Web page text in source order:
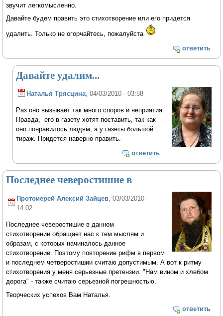
звучит легкомысленно.
Давайте будем править это стихотворение или его придется
удалить. Только не огорчайтесь, пожалуйста
ответить
Давайте удалим...
Наталья Трясцина, 04/03/2010 - 03:58
Раз оно вызывает так много споров и неприятия.
Правда, его в газету хотят поставить, так как
оно понравилось людям, а у газеты большой
тираж. Придется наверно править.
ответить
Последнее чеверостишие в
Протоиерей Алексий Зайцев, 03/03/2010 -
14:02
Последнее чеверостишие в данном
стихотворении обращает нас к тем мыслям и
образам, с которых начиналось данное
стихотворение. Поэтому повторение рифм в первом
и последнем четверостишии считаю допустимым. А вот к ритму
стихотворения у меня серьезные претензии. "Нам вином и хлебом
дорога" - также считаю серьезной погрешностью.
Творческих успехов Вам Наталья.
ответить